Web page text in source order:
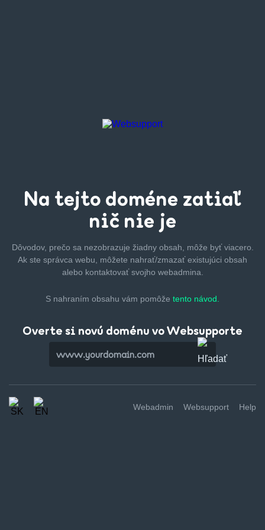
Na tejto doméne zatiaľ
nič nie je
Dôvodov, prečo sa nezobrazuje žiadny obsah, môže byťviacero.
Ak ste správca webu, môžete nahrať/zmazaťexistujúci obsah
alebo kontaktovať svojho webadmina.
S nahraním obsahu vám pomôže tento návod.
Overte si novú doménu vo Websupporte
Webadmin Websupport Help